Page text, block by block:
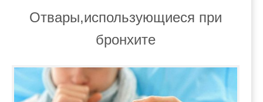
Отвары,использующиеся при
бронхите